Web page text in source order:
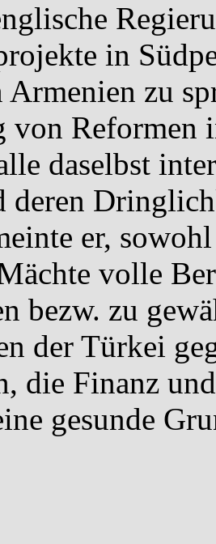
in
zu
Reformen
daselbst
deren
er,
volle
bezw. zu
der Türkei
die Finanz
gesunde